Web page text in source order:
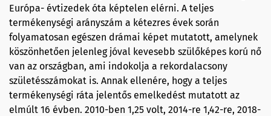
Európa- évtizedek óta képtelen elérni. A teljes
termékenységi arányszám a kétezres évek során
folyamatosan egészen drámai képet mutatott, amelynek
köszönhetően jelenleg jóval kevesebb szülőképes korú nő
van az országban, ami indokolja a rekordalacsony
születésszámokat is. Annak ellenére, hogy a teljes
termékenységi ráta jelentős emelkedést mutatott az
elmúlt 16 évben. 2010-ben 1,25 volt, 2014-re 1,42-re, 2018-